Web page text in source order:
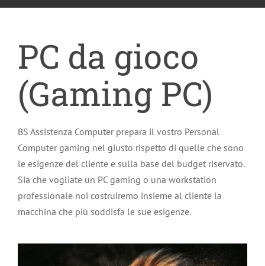
PC da gioco
(Gaming PC)
BS Assistenza Computer prepara il vostro Personal
Computer gaming nel giusto rispetto di quelle che sono
le esigenze del cliente e sulla base del budget riservato.
Sia che vogliate un PC gaming o una workstation
professionale noi costruiremo insieme al cliente la
macchina che più soddisfa le sue esigenze.